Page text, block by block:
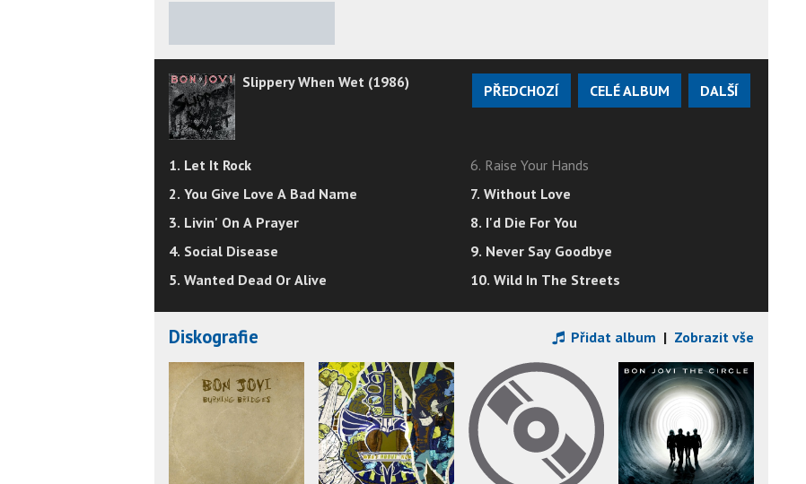
Slippery When Wet (1986) PŘEDCHOZÍ CELÉ ALBUM DALŠÍ
1. Let It Rock
2. You Give Love A Bad Name
3. Livin' On A Prayer
4. Social Disease
5. Wanted Dead Or Alive
6. Raise Your Hands
7. Without Love
8. I'd Die For You
9. Never Say Goodbye
10. Wild In The Streets
Diskografie Přidat album | Zobrazit vše